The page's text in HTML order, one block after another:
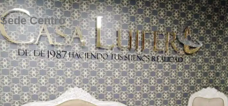
Sede Centro